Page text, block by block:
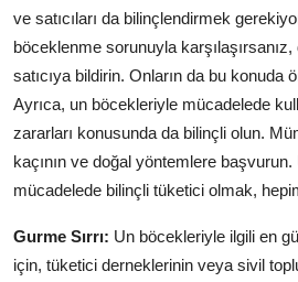
ve satıcıları da bilinçlendirmek
böceklenme sorunuyla
satıcıya bildirin. Onların da bu konuda
Ayrıca, un böcekleriyle mücadelede
zararları konusunda da bilinçli olun.
kaçının ve doğal yöntemlere
mücadelede bilinçli tüketici olmak,
Gurme Sırrı: Un böcekleriyle ilgili en
için, tüketici derneklerinin veya sivil